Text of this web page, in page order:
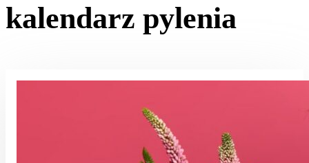
kalendarz pylenia